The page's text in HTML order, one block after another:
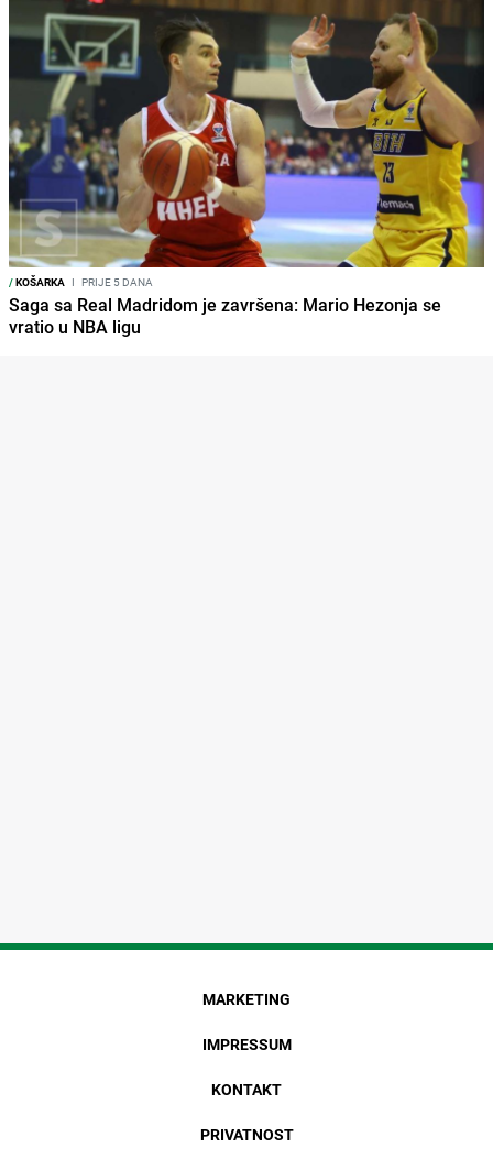
/KOŠARKA I PRIJE 5 DANA
Saga sa Real Madridom je završena: Mario Hezonja se
vratio u NBA ligu
MARKETING
IMPRESSUM
KONTAKT
PRIVATNOST